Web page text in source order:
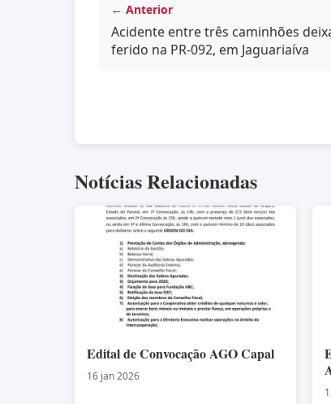
← Anterior
Acidente entre três caminhões
ferido na PR-092, em Jaguariaíva
Notícias Relacionadas
Edital de Convocação AGO Capal
16 jan 2026